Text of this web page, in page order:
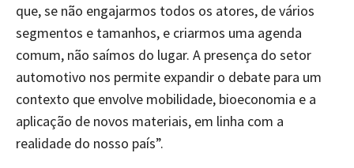
que, se não engajarmos todos os atores, de vários
segmentos e tamanhos, e criarmos uma agenda
comum, não saímos do lugar. A presença do setor
automotivo nos permite expandir o debate para um
contexto que envolve mobilidade, bioeconomia e a
aplicação de novos materiais, em linha com a
realidade do nosso país”.